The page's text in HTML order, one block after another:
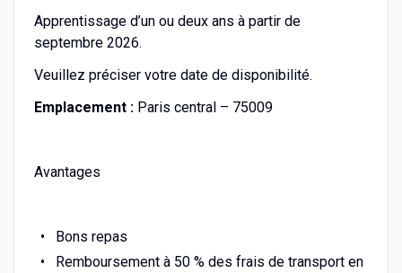
Apprentissage d’un ou deux ans à partir de
septembre 2026.
Veuillez préciser votre date de disponibilité.
Emplacement :Paris central – 75009
Avantages
Bons repas
Remboursement à 50 % des frais de transport en